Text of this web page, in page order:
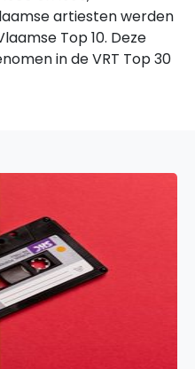
artiesten werden
Top 10. Deze
in de VRT Top 30